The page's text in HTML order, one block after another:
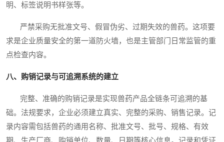
明、标签说明书样张等。
严禁采购无批准文号、假冒伪劣、过期失效的兽药。这项要
求是企业质量安全的第一道防火墙，也是主管部门日常监管的重
点检查内容。
八、购销记录与可追溯系统的建立
完整、准确的购销记录是实现兽药产品全链条可追溯的基
础。法规要求，企业必须建立真实、完整的采购、销售记录。记
录内容需包括兽药的通用名称、批准文号、批号、规格、有效
期、生产厂商、购销单位、数量、日期等核心信息。记录和凭证